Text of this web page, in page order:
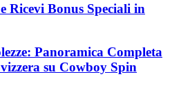
Ricevi Bonus Speciali in
Panoramica Completa
su Cowboy Spin